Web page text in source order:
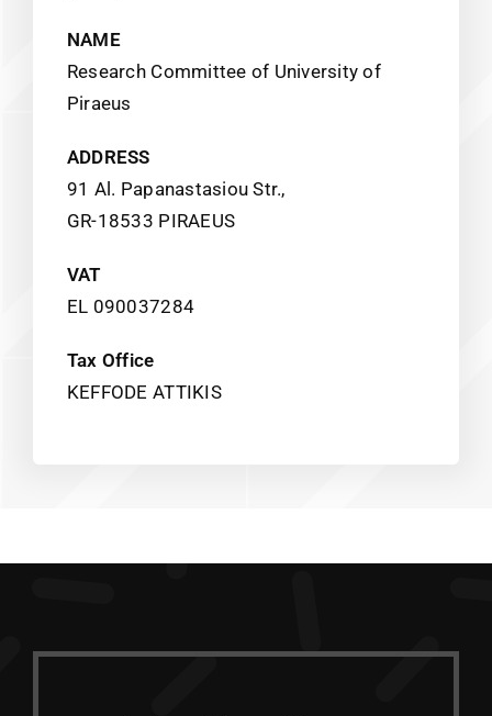
NAME
Research Committee of University of
Piraeus
ADDRESS
91 Al. Papanastasiou Str.,
GR-18533 PIRAEUS
VAT
EL 090037284
Tax Office
KEFFODE ATTIKIS